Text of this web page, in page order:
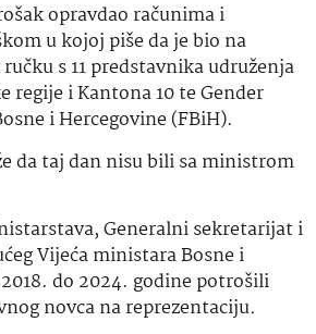
opravdao računima i
u kojoj piše da je bio na
s 11 predstavnika udruženja
regije i Kantona 10 te Gender
i Hercegovine (FBiH).
da taj dan nisu bili sa ministrom
Generalni sekretarijat i
Vijeća ministara Bosne i
do 2024. godine potrošili
novca na reprezentaciju.